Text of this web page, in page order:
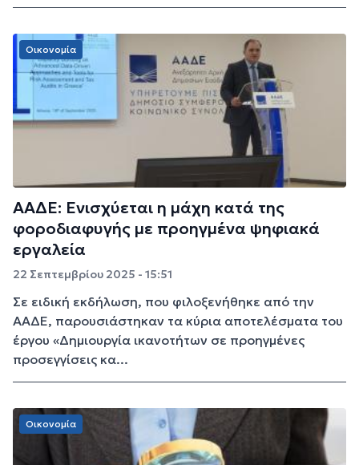
Οικονομία
ΑΑΔΕ: Ενισχύεται η μάχη κατά της
φοροδιαφυγής με προηγμένα ψηφιακά
εργαλεία
22 Σεπτεμβρίου 2025 - 15:51
Σε ειδική εκδήλωση, που φιλοξενήθηκε από την
ΑΑΔΕ, παρουσιάστηκαν τα κύρια αποτελέσματα του
έργου «Δημιουργία ικανοτήτων σε προηγμένες
προσεγγίσεις κα...
Οικονομία